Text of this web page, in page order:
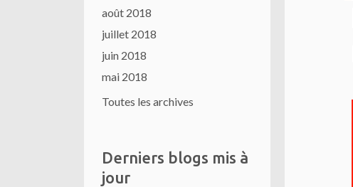
août 2018
juillet 2018
juin 2018
mai 2018
Toutes les archives
Derniers blogs mis à
jour